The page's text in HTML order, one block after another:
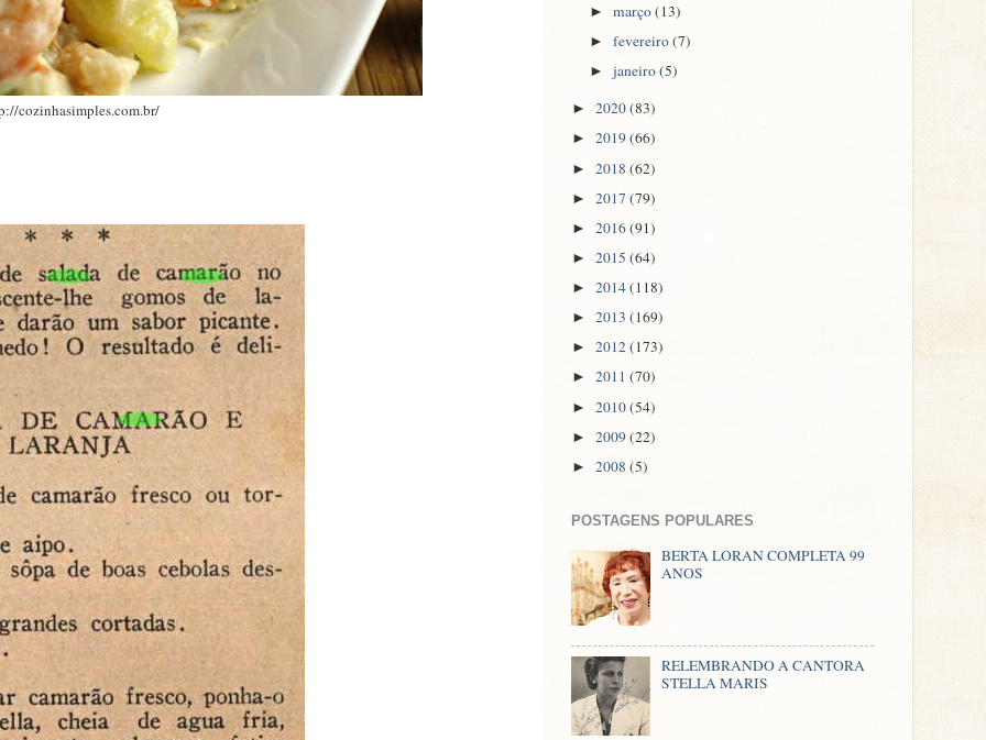
cozinhasimples.com.br/
►março(13)
►fevereiro(7)
►janeiro(5)
► 2020(83)
► 2019(66)
► 2018 (62)
► 2017 (79)
► 2016(91)
► 2015 (64)
► 2014(118)
► 2013 (169)
► 2012(173)
► 2011 (70)
► 2010(54)
► 2009(22)
► 2008 (5)
POSTAGENS POPULARES
BERTA LORAN COMPLETA 99
ANOS
RELEMBRANDO A CANTORA
STELLA MARIS